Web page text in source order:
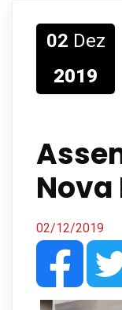
02 Dez
2019
Nova
02/12/2019